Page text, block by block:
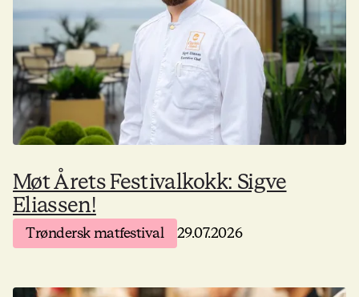
Møt Årets Festivalkokk: Sigve
Eliassen!
Trøndersk matfestival 29.07.2026